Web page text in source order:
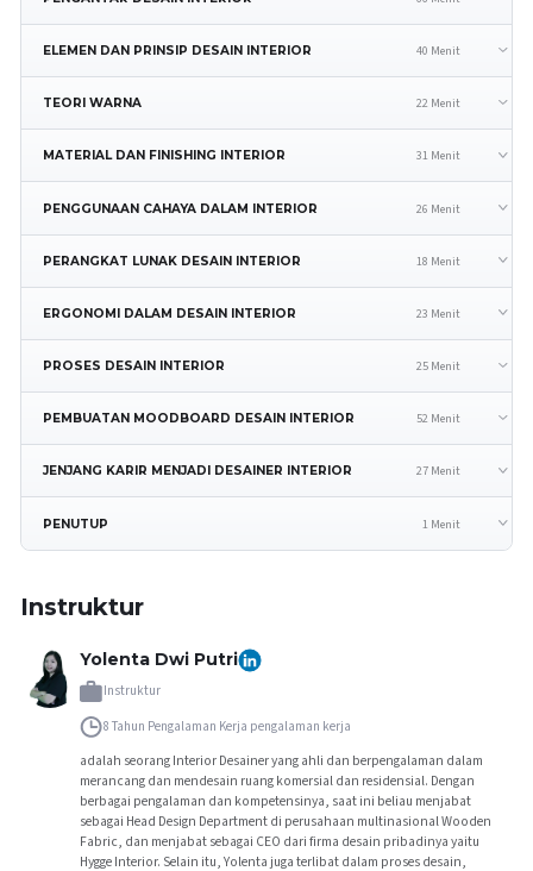
ELEMEN DAN PRINSIP DESAIN INTERIOR 40 Menit
TEORI WARNA 22 Menit
MATERIAL DAN FINISHING INTERIOR 31 Menit
PENGGUNAAN CAHAYA DALAM INTERIOR 26 Menit
PERANGKAT LUNAK DESAIN INTERIOR 18 Menit
ERGONOMI DALAM DESAIN INTERIOR 23 Menit
PROSES DESAIN INTERIOR 25 Menit
PEMBUATAN MOODBOARD DESAIN INTERIOR 52 Menit
JENJANG KARIR MENJADI DESAINER INTERIOR 27 Menit
PENUTUP 1 Menit
Instruktur
Yolenta Dwi Putri
Instruktur
8 Tahun Pengalaman Kerja pengalaman kerja
adalah seorang Interior Desainer yang ahli dan berpengalaman dalam
merancang dan mendesain ruang komersial dan residensial. Dengan
berbagai pengalaman dan kompetensinya, saat ini beliau menjabat
sebagai Head Design Department di perusahaan multinasional Wooden
Fabric, dan menjabat sebagai CEO dari firma desain pribadinya yaitu
Hygge Interior. Selain itu, Yolenta juga terlibat dalam proses desain,